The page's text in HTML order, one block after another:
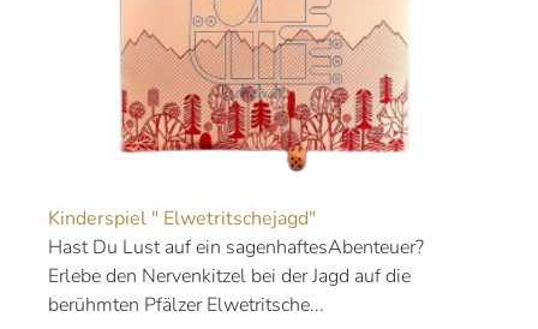
Kinderspiel " Elwetritschejagd"
Hast Du Lust auf ein sagenhaftesAbenteuer?
Erlebe den Nervenkitzel bei der Jagd auf die
berühmten Pfälzer Elwetritsche...